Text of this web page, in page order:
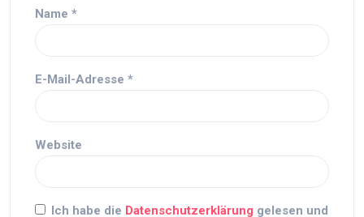
Name *
E-Mail-Adresse *
Website
Ich habe die Datenschutzerklärung gelesen und